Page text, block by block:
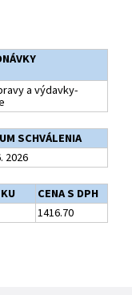
a výdavky-
SCHVÁLENIA
2026
CENA S DPH
1416.70